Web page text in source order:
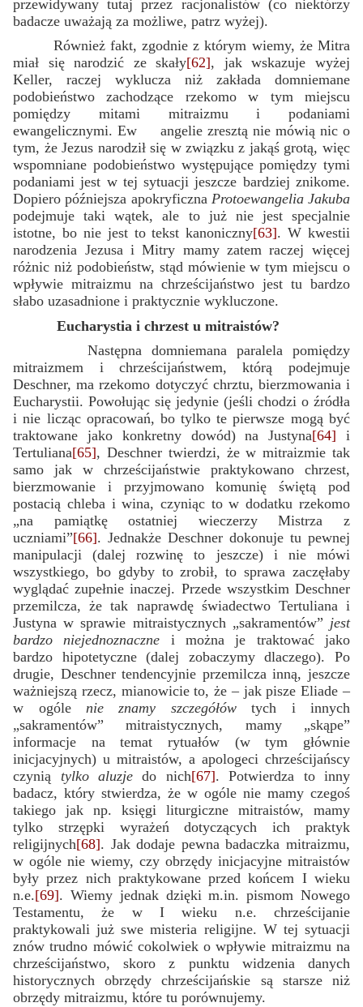
przewidywany tutaj przez racjonalistów (co niektórzy
badacze uważają za możliwe, patrz wyżej).
Również fakt, zgodnie z którym wiemy, że Mitra
miał się narodzić ze skały[62], jak wskazuje wyżej
Keller, raczej wyklucza niż zakłada domniemane
podobieństwo zachodzące rzekomo w tym miejscu
pomiędzy mitami mitraizmu i podaniami
ewangelicznymi. Ew
angelie zresztą nie mówią nic o
tym, że Jezus narodził się w związku z jakąś grotą, więc
wspomniane podobieństwo występujące pomiędzy tymi
podaniami jest w tej sytuacji jeszcze bardziej znikome.
Dopiero późniejsza apokryficzna Protoewangelia Jakuba
podejmuje taki wątek, ale to już nie jest specjalnie
istotne, bo nie jest to tekst kanoniczny[63]. W kwestii
narodzenia Jezusa i Mitry mamy zatem raczej więcej
różnic niż podobieństw, stąd mówienie w tym miejscu o
wpływie mitraizmu na chrześcijaństwo jest tu bardzo
słabo uzasadnione i praktycznie wykluczone.
Eucharystia i chrzest u mitraistów?
Następna domniemana paralela pomiędzy
mitraizmem i chrześcijaństwem, którą podejmuje
Deschner, ma rzekomo dotyczyć chrztu, bierzmowania i
Eucharystii. Powołując się jedynie (jeśli chodzi o źródła
i nie licząc opracowań, bo tylko te pierwsze mogą być
traktowane jako konkretny dowód) na Justyna[64] i
Tertuliana[65], Deschner twierdzi, że w mitraizmie tak
samo jak w chrześcijaństwie praktykowano chrzest,
bierzmowanie i przyjmowano komunię świętą pod
postacią chleba i wina, czyniąc to w dodatku rzekomo
„na pamiątkę ostatniej wieczerzy Mistrza z
uczniami”[66]. Jednakże Deschner dokonuje tu pewnej
manipulacji (dalej rozwinę to jeszcze) i nie mówi
wszystkiego, bo gdyby to zrobił, to sprawa zaczęłaby
wyglądać zupełnie inaczej. Przede wszystkim Deschner
przemilcza, że tak naprawdę świadectwo Tertuliana i
Justyna w sprawie mitraistycznych „sakramentów” jest
bardzo niejednoznaczne i można je traktować jako
bardzo hipotetyczne (dalej zobaczymy dlaczego). Po
drugie, Deschner tendencyjnie przemilcza inną, jeszcze
ważniejszą rzecz, mianowicie to, że – jak pisze Eliade ­–
w ogóle nie znamy szczegółówtych i innych
„sakramentów” mitraistycznych, mamy „skąpe”
informacje na temat rytuałów (w tym głównie
inicjacyjnych) u mitraistów, a apologeci chrześcijańscy
czynią tylko aluzjedo nich[67]. Potwierdza to inny
badacz, który stwierdza, że w ogóle nie mamy czegoś
takiego jak np. księgi liturgiczne mitraistów, mamy
tylko strzępki wyrażeń dotyczących ich praktyk
religijnych[68]. Jak dodaje pewna badaczka mitraizmu,
w ogóle nie wiemy, czy obrzędy inicjacyjne mitraistów
były przez nich praktykowane przed końcem I wieku
n.e.[69]. Wiemy jednak dzięki m.in. pismom Nowego
Testamentu, że w I wieku n.e. chrześcijanie
praktykowali już swe misteria religijne. W tej sytuacji
znów trudno mówić cokolwiek o wpływie mitraizmu na
chrześcijaństwo, skoro z punktu widzenia danych
historycznych obrzędy chrześcijańskie są starsze niż
obrzędy mitraizmu, które tu porównujemy.